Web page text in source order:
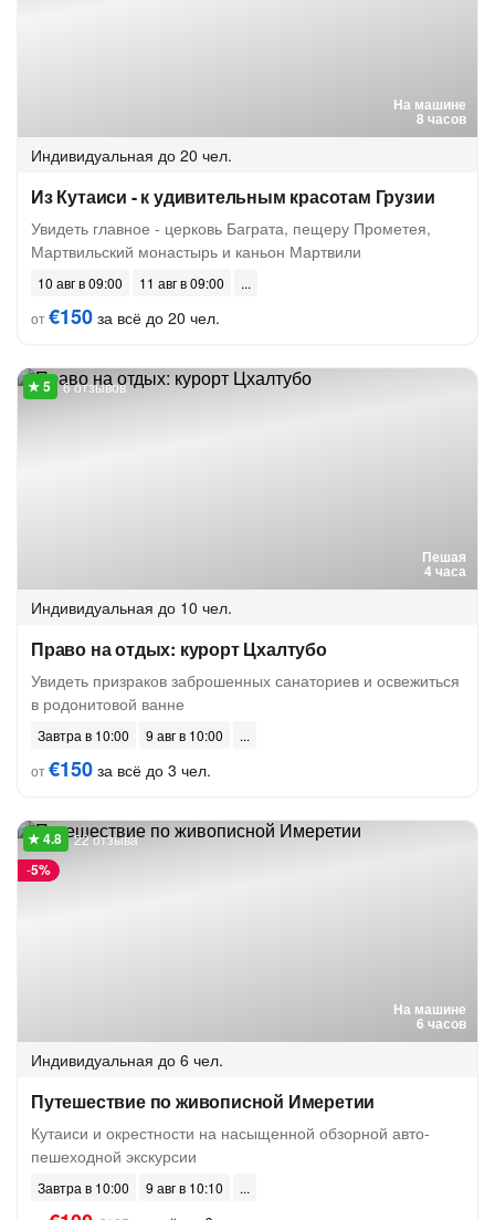
На машине
8 часов
Индивидуальная до 20 чел.
Из Кутаиси - к удивительным красотам Грузии
Увидеть главное - церковь Баграта, пещеру Прометея,
Мартвильский монастырь и каньон Мартвили
10 авг в 09:00
11 авг в 09:00
от€150 за всё до 20 чел.
Пешая
4 часа
6 отзывов
Индивидуальная до 10 чел.
Право на отдых: курорт Цхалтубо
Увидеть призраков заброшенных санаториев и освежиться
в родонитовой ванне
Завтра в 10:00
9 авг в 10:00
от€150 за всё до 3 чел.
На машине
6 часов
-5%
22 отзыва
Индивидуальная до 6 чел.
Путешествие по живописной Имеретии
Кутаиси и окрестности на насыщенной обзорной авто-
пешеходной экскурсии
Завтра в 10:00
9 авг в 10:10